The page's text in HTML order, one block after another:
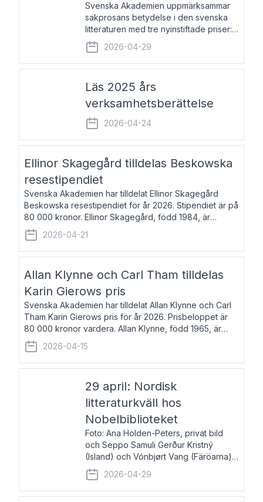
Svenska Akademien uppmärksammar
sakprosans betydelse i den svenska
litteraturen med tre nyinstiftade priser:
Svenska Akademiens pris till
framstående författare av svensk
sakprosa som i år går till Magnus
2026-04-29
Läs 2025 års
verksamhetsberättelse
2026-04-24
Ellinor Skagegård tilldelas Beskowska
resestipendiet
Svenska Akademien har tilldelat Ellinor Skagegård
Beskowska resestipendiet för år 2026. Stipendiet är på
80 000 kronor. Ellinor Skagegård, född 1984, är
författare, journalist och musiker. Hon skriver
återkommande för Svenska Dagbladet, Ups
2026-04-21
Allan Klynne och Carl Tham tilldelas
Karin Gierows pris
Svenska Akademien har tilldelat Allan Klynne och Carl
Tham Karin Gierows pris för år 2026. Prisbeloppet är
80 000 kronor vardera. Allan Klynne, född 1965, är
arkeolog, författare, översättare och fil.dr i antikens
kultur och samhällsliv. Ut
2026-04-15
29 april: Nordisk
litteraturkväll hos
Nobelbiblioteket
Foto: Ana Holden-Peters, privat bild
och Seppo Samuli Gerður Kristný
(Island) och Vónbjørt Vang (Färöarna)
läser ur sina verk och samtalar med
John Swedenmark. De läser upp på
färöiska, isländska och svenska och
2026-04-29